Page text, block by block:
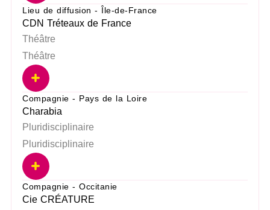
Lieu de diffusion - Île-de-France
CDN Tréteaux de France
Théâtre
Théâtre
Compagnie - Pays de la Loire
Charabia
Pluridisciplinaire
Pluridisciplinaire
Compagnie - Occitanie
Cie CRÉATURE